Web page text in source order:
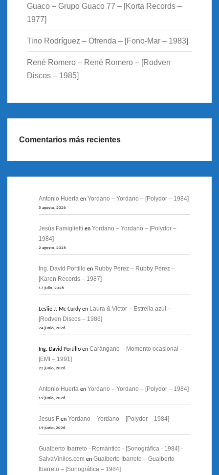
Guaco – Grupo Guaco 77 – [Korta Records –
1977]
Tino Rodríguez – Ofrenda – [Fono-Mar – 1983]
René Romero – René Romero – [Rodven
Discos – 1985]
Comentarios más recientes
Antonio Huerta en Yordano – Yordano – [Polydor – 1984]
5 agosto, 2026
Jesús Famiglietti en Yordano – Yordano – [Polydor –
1984]
2 agosto, 2026
Ing. David Portillo en Rubby Pérez – Rubby Pérez –
[Karen Records – 1987]
17 julio, 2026
Leslie J. Mc Curdyen Laura & Víctor – Estrella azul –
[Rodven Discos – 1986]
24 junio, 2026
Ing. David Portillo en Carángano – Momento ocasional –
[EMI – 1991]
22 junio, 2026
Antonio Huerta en Yordano – Yordano – [Polydor – 1984]
19 junio, 2026
Jesus F en Yordano – Yordano – [Polydor – 1984]
19 junio, 2026
Gualberto Ibarreto - Romántico - [Sonográfica - 1984] -
SalvaVinilos.com en Gualberto Ibarreto – Gualberto
Ibarreto – [Sonográfica – 1984]